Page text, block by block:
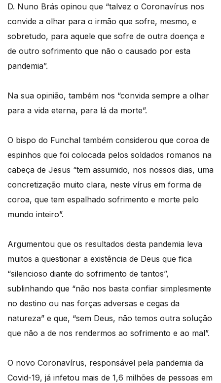
D. Nuno Brás opinou que “talvez o Coronavírus nos
convide a olhar para o irmão que sofre, mesmo, e
sobretudo, para aquele que sofre de outra doença e
de outro sofrimento que não o causado por esta
pandemia”.
Na sua opinião, também nos “convida sempre a olhar
para a vida eterna, para lá da morte”.
O bispo do Funchal também considerou que coroa de
espinhos que foi colocada pelos soldados romanos na
cabeça de Jesus “tem assumido, nos nossos dias, uma
concretização muito clara, neste vírus em forma de
coroa, que tem espalhado sofrimento e morte pelo
mundo inteiro”.
Argumentou que os resultados desta pandemia leva
muitos a questionar a existência de Deus que fica
“silencioso diante do sofrimento de tantos”,
sublinhando que “não nos basta confiar simplesmente
no destino ou nas forças adversas e cegas da
natureza” e que, “sem Deus, não temos outra solução
que não a de nos rendermos ao sofrimento e ao mal”.
O novo Coronavírus, responsável pela pandemia da
Covid-19, já infetou mais de 1,6 milhões de pessoas em